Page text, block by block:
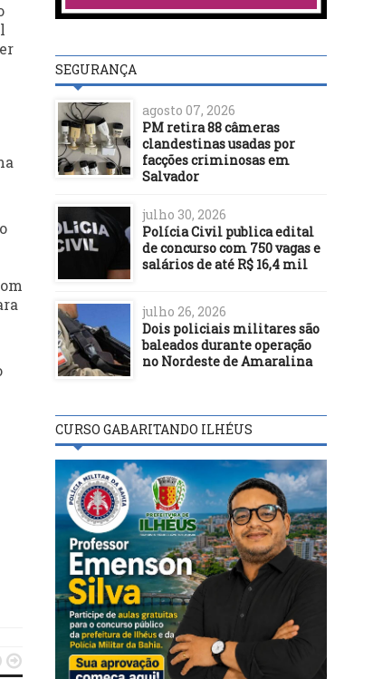

SEGURANÇA
agosto 07, 2026
PM retira 88 câmeras
clandestinas usadas por
facções criminosas em
Salvador
julho 30, 2026
Polícia Civil publica edital
de concurso com 750 vagas e
salários de até R$ 16,4 mil
julho 26, 2026
Dois policiais militares são
baleados durante operação
no Nordeste de Amaralina
CURSO GABARITANDO ILHÉUS